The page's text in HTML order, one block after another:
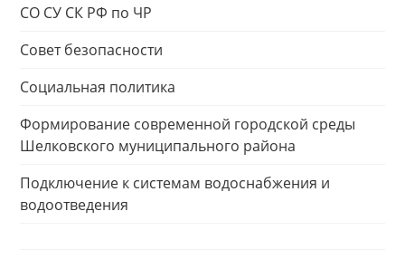
СО СУ СК РФ по ЧР
Совет безопасности
Социальная политика
Формирование современной городской среды
Шелковского муниципального района
Подключение к системам водоснабжения и
водоотведения